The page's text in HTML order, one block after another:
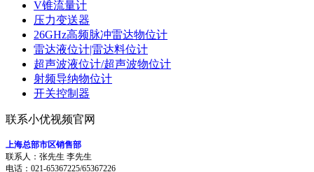
V锥流量计
压力变送器
26GHz高频脉冲雷达物位计
雷达液位计|雷达料位计
超声波液位计/超声波物位计
射频导纳物位计
开关控制器
联系小优视频官网
上海总部市区销售部
联系人：张先生 李先生
电话：021-65367225/65367226